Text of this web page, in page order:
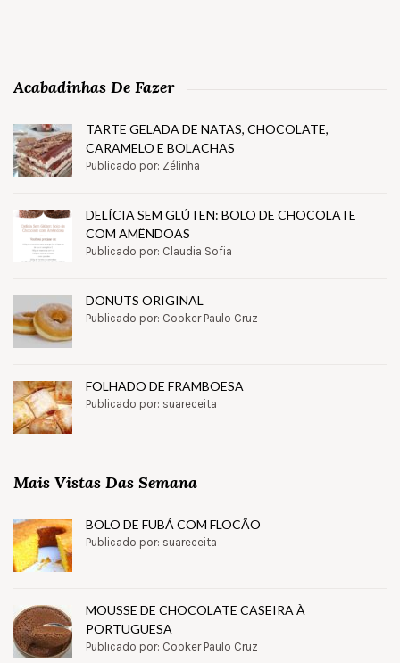
Acabadinhas De Fazer
TARTE GELADA DE NATAS, CHOCOLATE,
CARAMELO E BOLACHAS
Publicado por: Zélinha
DELÍCIA SEM GLÚTEN: BOLO DE CHOCOLATE
COM AMÊNDOAS
Publicado por: Claudia Sofia
DONUTS ORIGINAL
Publicado por: Cooker Paulo Cruz
FOLHADO DE FRAMBOESA
Publicado por: suareceita
Mais Vistas Das Semana
BOLO DE FUBÁ COM FLOCÃO
Publicado por: suareceita
MOUSSE DE CHOCOLATE CASEIRA À
PORTUGUESA
Publicado por: Cooker Paulo Cruz